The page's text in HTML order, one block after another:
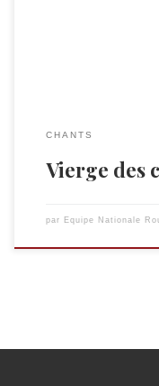
CHANTS
Vierge des
par Equipe Nationale